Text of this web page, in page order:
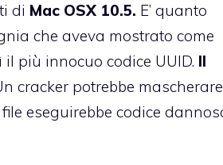
di Mac OSX 10.5. E’ quanto
che aveva mostrato come
più innocuo codice UUID. Il
cracker potrebbe
eseguirebbe codice